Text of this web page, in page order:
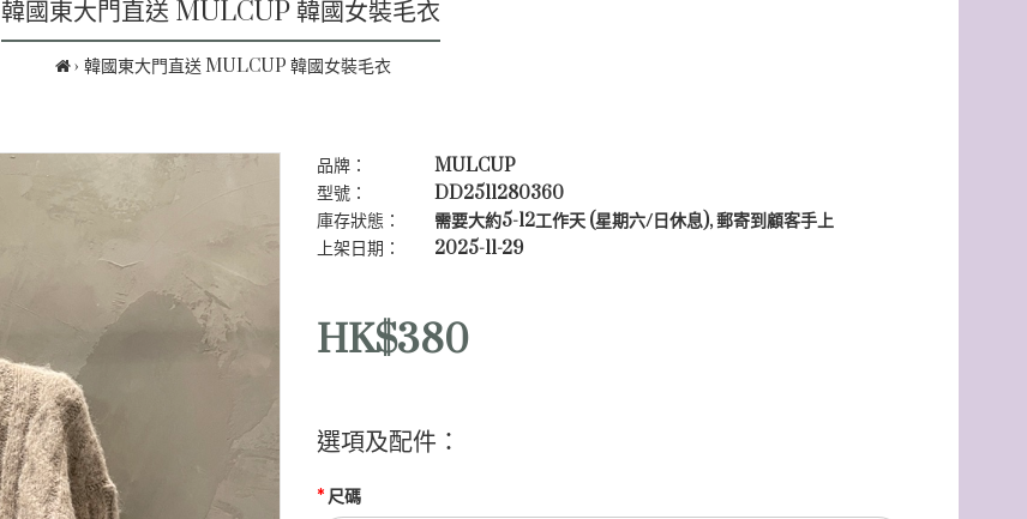
韓國東大門直送 MULCUP 韓國女裝毛衣
韓國東大門直送 MULCUP 韓國女裝毛衣
品牌：
MULCUP
型號：
DD2511280360
庫存狀態：
需要大約5-12工作天 (星期六/日休息), 郵寄到顧客手上
上架日期：
2025-11-29
HK$380
選項及配件：
尺碼